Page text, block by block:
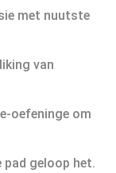
met nuutste
van
oefeninge om
pad geloop het.